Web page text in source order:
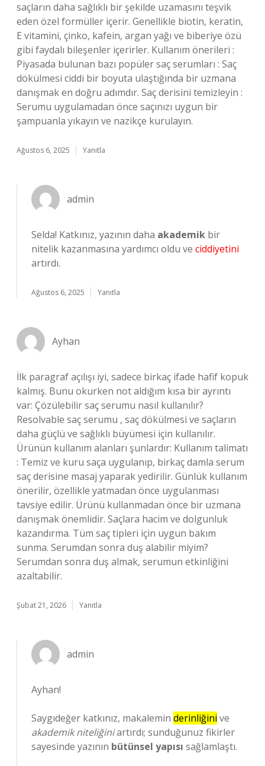
saçların daha sağlıklı bir şekilde uzamasını teşvik
eden özel formüller içerir. Genellikle biotin, keratin,
E vitamini, çinko, kafein, argan yağı ve biberiye özü
gibi faydalı bileşenler içerirler. Kullanım önerileri :
Piyasada bulunan bazı popüler saç serumları : Saç
dökülmesi ciddi bir boyuta ulaştığında bir uzmana
danışmak en doğru adımdır. Saç derisini temizleyin :
Serumu uygulamadan önce saçınızı uygun bir
şampuanla yıkayın ve nazikçe kurulayın.
Ağustos 6, 2025 Yanıtla
admin
Selda! Katkınız, yazının daha akademik bir
nitelik kazanmasına yardımcı oldu ve ciddiyetini
artırdı.
Ağustos 6, 2025 Yanıtla
Ayhan
İlk paragraf açılışı iyi, sadece birkaç ifade hafif kopuk
kalmış. Bunu okurken not aldığım kısa bir ayrıntı
var: Çözülebilir saç serumu nasıl kullanılır?
Resolvable saç serumu , saç dökülmesi ve saçların
daha güçlü ve sağlıklı büyümesi için kullanılır.
Ürünün kullanım alanları şunlardır: Kullanım talimatı
: Temiz ve kuru saça uygulanıp, birkaç damla serum
saç derisine masaj yaparak yedirilir. Günlük kullanım
önerilir, özellikle yatmadan önce uygulanması
tavsiye edilir. Ürünü kullanmadan önce bir uzmana
danışmak önemlidir. Saçlara hacim ve dolgunluk
kazandırma. Tüm saç tipleri için uygun bakım
sunma. Serumdan sonra duş alabilir miyim?
Serumdan sonra duş almak, serumun etkinliğini
azaltabilir.
Şubat 21, 2026 Yanıtla
admin
Ayhan!
Saygıdeğer katkınız, makalemin derinliğini ve
akademik niteliğiniartırdı; sunduğunuz fikirler
sayesinde yazının bütünsel yapısı sağlamlaştı.